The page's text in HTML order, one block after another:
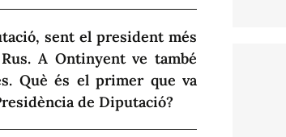
sent el president més
A Ontinyent ve també
Què és el primer que va
de Diputació?